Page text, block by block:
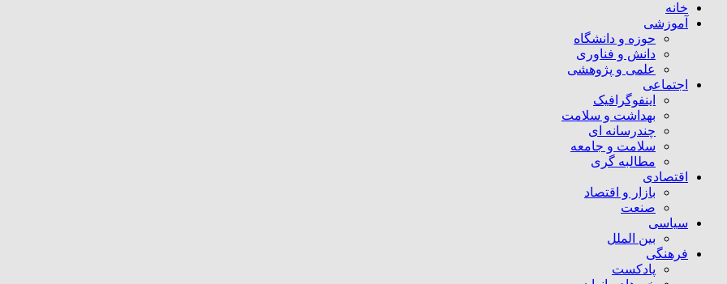
خانه
آموزشی
حوزه و دانشگاه
دانش و فناوری
علمی و پژوهشی
اجتماعی
اینفوگرافیک
بهداشت و سلامت
چندرسانه ای
سلامت و جامعه
مطالبه گری
اقتصادی
بازار و اقتصاد
صنعت
سیاسی
بین الملل
فرهنگی
پادکست